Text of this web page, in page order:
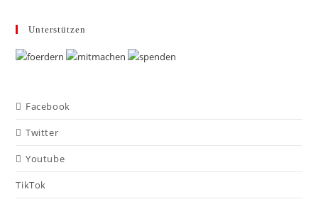
Unterstützen
Facebook
Twitter
Youtube
TikTok